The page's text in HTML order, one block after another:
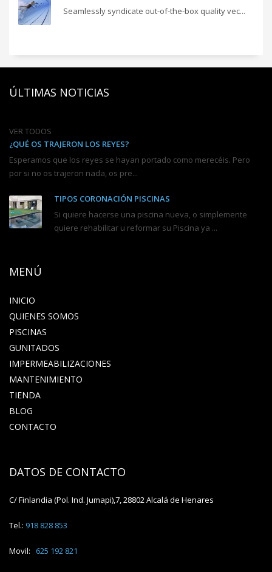
Seamlessly syndicate out-of-the-box quality vec...
ÚLTIMAS NOTICIAS
VER TODOS
¿QUÉ OS TRAJERON LOS REYES?
Esperamos que los reyes se hayan portado como merecéis. Pero
por si no os trajeron nada, os pre...
TIPOS CORONACIÓN PISCINAS
Si quiere hacerse una piscina nueva, o simplemente
quiere rehabilitar u reformar su Piscina ya ...
MENÚ
INICIO
QUIENES SOMOS
PISCINAS
GUNITADOS
IMPERMEABILIZACIONES
MANTENIMIENTO
TIENDA
BLOG
CONTACTO
DATOS DE CONTACTO
C/ Finlandia (Pol. Ind. Jumapi),7, 28802 Alcalá de Henares
Tel.: 918 828 853
Movil: 625 192 821